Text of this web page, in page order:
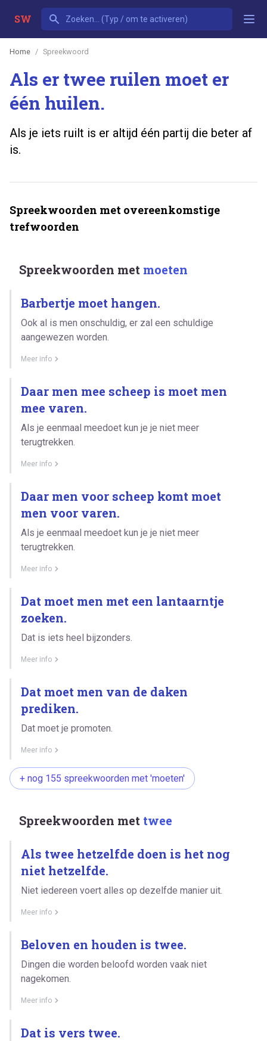
SW
Home Spreekwoord
Als er twee ruilen moet er
één huilen.
Als je iets ruilt is er altijd één partij die beter af
is.
Spreekwoorden met overeenkomstige
trefwoorden
Spreekwoorden met moeten
Barbertje moet hangen.
Ook al is men onschuldig, er zal een schuldige
aangewezen worden.
Meer info
Daar men mee scheep is moet men
mee varen.
Als je eenmaal meedoet kun je je niet meer
terugtrekken.
Meer info
Daar men voor scheep komt moet
men voor varen.
Als je eenmaal meedoet kun je je niet meer
terugtrekken.
Meer info
Dat moet men met een lantaarntje
zoeken.
Dat is iets heel bijzonders.
Meer info
Dat moet men van de daken
prediken.
Dat moet je promoten.
Meer info
+ nog 155 spreekwoorden met 'moeten'
Spreekwoorden met twee
Als twee hetzelfde doen is het nog
niet hetzelfde.
Niet iedereen voert alles op dezelfde manier uit.
Meer info
Beloven en houden is twee.
Dingen die worden beloofd worden vaak niet
nagekomen.
Meer info
Dat is vers twee.